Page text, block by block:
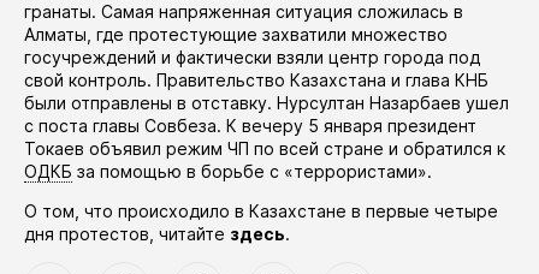
гранаты. Самая напряженная ситуация сложилась в
Алматы, где протестующие захватили множество
госучреждений и фактически взяли центр города под
свой контроль. Правительство Казахстана и глава КНБ
были отправлены в отставку. Нурсултан Назарбаев ушел
с поста главы Совбеза. К вечеру 5 января президент
Токаев объявил режим ЧП по всей стране и обратился к
ОДКБ за помощью в борьбе с «террористами».
О том, что происходило в Казахстане в первые четыре
дня протестов, читайте здесь.